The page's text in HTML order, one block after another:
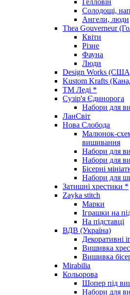
Солодощі,
Ангели, люди
Thea Gouverneur
Квіти
Різне
Фауна
Люди
Design Works
Kustom Krafts
ТМ Леді *
Сузір'я Єдинорога
Набори для
ЛанСвіт
Нова Слобода
Малюнок-
вишивання
Набори для
Набори для
Бісерні
Набори для
Затишні хрестики *
Zayka stitch
Марки
Іграшки на
На підставці
ВДВ (Україна)
Декоративні
Вишивка
Вишивка
Mirabilia
Кольорова
Шопер під
Набори для